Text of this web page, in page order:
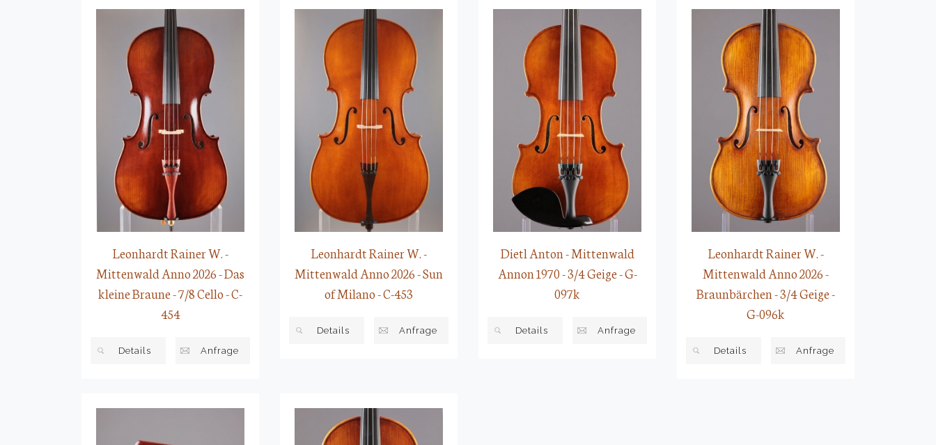
Leonhardt Rainer W. -
Mittenwald Anno 2026 - Das
kleine Braune - 7/8 Cello - C-
454
Details Anfrage
Leonhardt Rainer W. -
Mittenwald Anno 2026 - Sun
of Milano - C-453
Details Anfrage
Dietl Anton - Mittenwald
Annon 1970 - 3/4 Geige - G-
097k
Details Anfrage
Leonhardt Rainer W. -
Mittenwald Anno 2026 -
Braunbärchen - 3/4 Geige -
G-096k
Details Anfrage